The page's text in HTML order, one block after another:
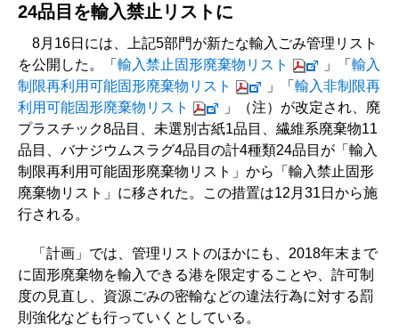
24品目を輸入禁止リストに
8月16日には、上記5部門が新たな輸入ごみ管理リスト
を公開した。「 輸入禁止固形廃棄物リスト 」「 輸入
制限再利用可能固形廃棄物リスト
」「 輸入非制限再
利用可能固形廃棄物リスト
」（注）が改定され、廃
プラスチック8品目、未選別古紙1品目、繊維系廃棄物11
品目、バナジウムスラグ4品目の計4種類24品目が「輸入
制限再利用可能固形廃棄物リスト」から「輸入禁止固形
廃棄物リスト」に移された。この措置は12月31日から施
行される。
「計画」では、管理リストのほかにも、2018年末まで
に固形廃棄物を輸入できる港を限定することや、許可制
度の見直し、資源ごみの密輸などの違法行為に対する罰
則強化なども行っていくとしている。